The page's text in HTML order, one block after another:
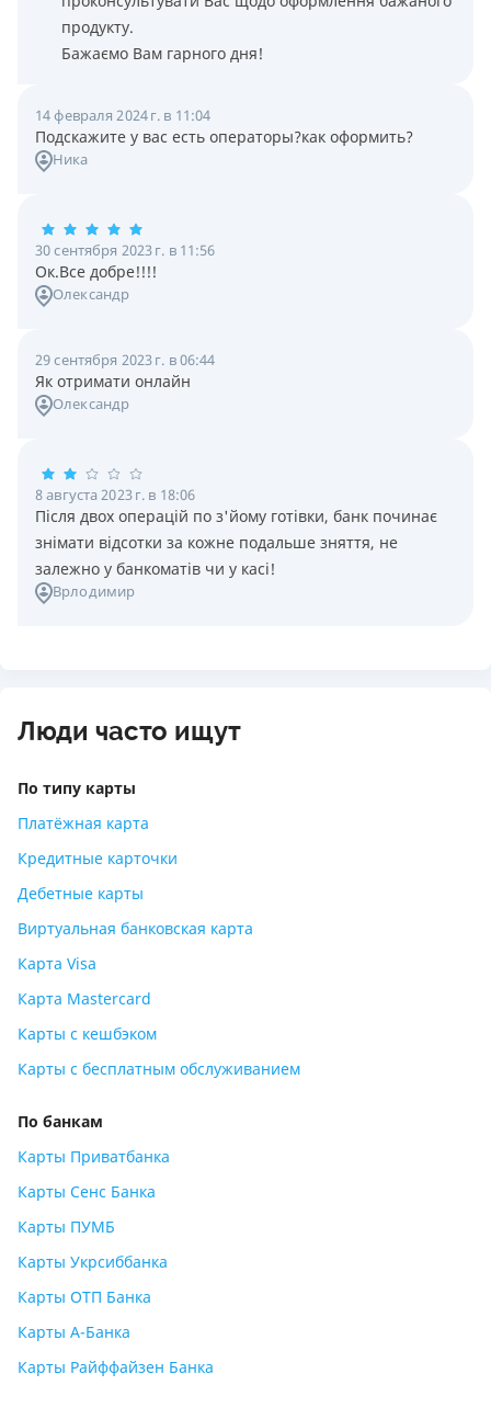
продукту.
Бажаємо Вам гарного дня!
14 февраля 2024 г. в 11:04
Подскажите у вас есть операторы?как оформить?
Ника
30 сентября 2023 г. в 11:56
Ок.Все добре!!!!
Олександр
29 сентября 2023 г. в 06:44
Як отримати онлайн
Олександр
8 августа 2023 г. в 18:06
Після двох операцій по з'йому готівки, банк починає
знімати відсотки за кожне подальше зняття, не
залежно у банкоматів чи у касі!
Врлодимир
Люди часто ищут
По типу карты
Платёжная карта
Кредитные карточки
Дебетные карты
Виртуальная банковская карта
Карта Visa
Карта Mastercard
Карты с кешбэком
Карты с бесплатным обслуживанием
По банкам
Карты Приватбанка
Карты Сенс Банка
Карты ПУМБ
Карты Укрсиббанка
Карты ОТП Банка
Карты А-Банка
Карты Райффайзен Банка